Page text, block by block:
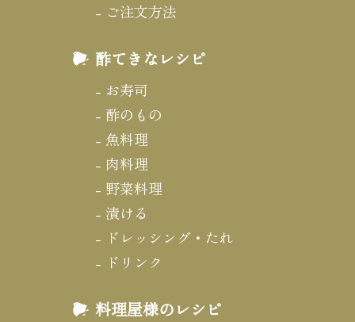
ご注文方法
酢てきなレシピ
お寿司
酢のもの
魚料理
肉料理
野菜料理
漬ける
ドレッシング・たれ
ドリンク
料理屋様のレシピ